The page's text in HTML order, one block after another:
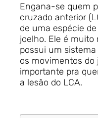
Engana-se quem
cruzado anterior
de uma espécie
joelho. Ele é muito
possui um
os movimentos do
importante pra
a lesão do LCA.